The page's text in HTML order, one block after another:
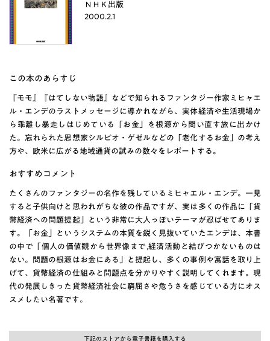
ＮＨＫ出版
2000.2.1
この本のあらすじ
『モモ』『はてしない物語』などで知られるファンタジー作家ミヒャエ
ル・エンデのラストメッセージに導かれながら、実体経済や生活現場か
ら乖離し暴走しはじめている「お金」を根源から問い直す旅に出かけ
た。忘れられた思想家シルビオ・ゲゼルなどの「老化するお金」の考え
方や、欧米に広がる地域通貨の試みの数々をレポートする。
おすすめコメント
たくさんのファンタジーの名作を残しているミヒャエル・エンデ。一見
すると子供向けと思われがちな彼の作品ですが、実は多くの作品に「貨
幣経済への問題提起」という非常に大人っぽいテーマが忍ばせてありま
す。「お金」というシステムの本質を鋭く見抜いていたエンデは、本書
の中で「個人の価値観から世界像まで,経済活動と結びつかないものは
ない。問題の根源はお金にある」と提起し、多くの事例や寓話を取り上
げて、貨幣経済の仕組みと問題点を分かりやすく説明してくれます。現
代の発展しきった貨幣経済社会に窮屈さや危うさを感じている方にオス
スメしたい名著です。
下記のストアから電子書籍を購入する